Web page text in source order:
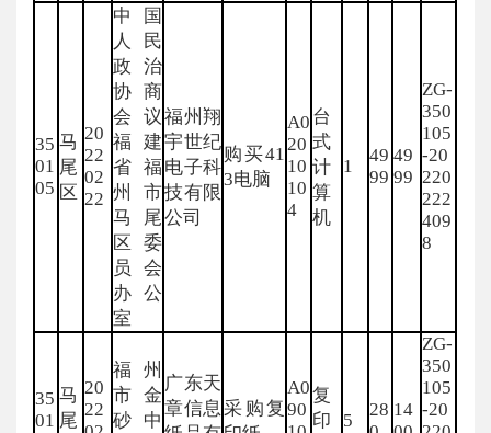
35
01
05
马
尾
区
20
22
02
22
中国
人民
政治
协商
会议
福建
省福
州市
马尾
区委
员会
办公
室
福州翔
宇世纪
电子科
技有限
公司
购买41
3电脑
A0
20
10
10
4
台
式
计
算
机
1
49
99
49
99
ZG-
350
105
-20
220
222
409
8
35
01
马
尾
20
22
福州
市金
砂中
广东天
章信息 采购复
A0
90
复
印
5
28 14
ZG-
350
105
-20